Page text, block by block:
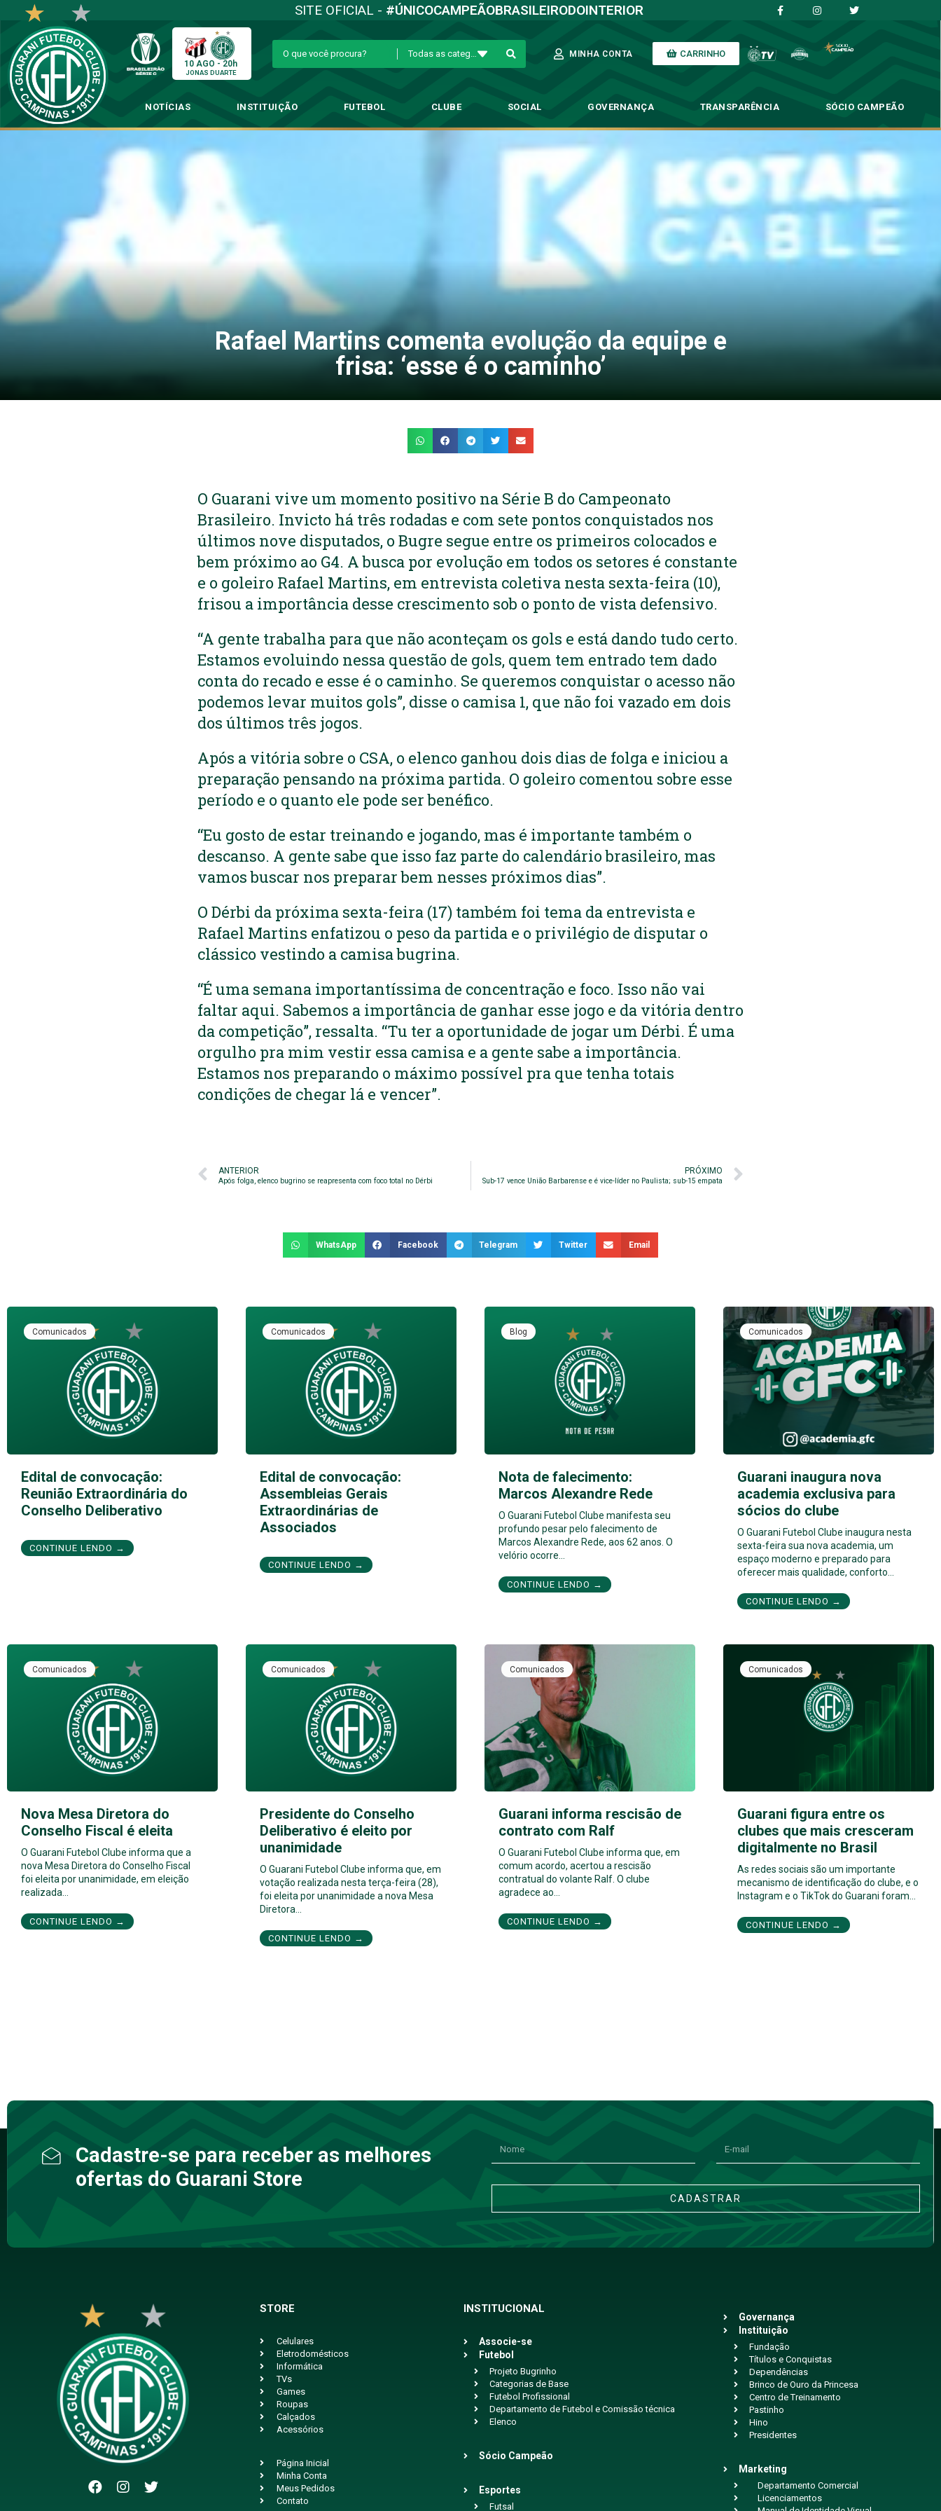
SITE OFICIAL - #ÚNICOCAMPEÃOBRASILEIRODOINTERIOR
10 AGO - 20h
JONAS DUARTE
MINHA CONTA CARRINHO
NOTÍCIAS INSTITUIÇÃO FUTEBOL CLUBE SOCIAL GOVERNANÇA TRANSPARÊNCIA SÓCIO CAMPEÃO
Rafael Martins comenta evolução da equipe e frisa: ‘esse é o caminho’
Rafael Martins comenta evolução da equipe e frisa: ‘esse é o caminho’
Rafael Martins comenta evolução da equipe e
frisa: ‘esse é o caminho’
O Guarani vive um momento positivo na Série B do Campeonato
Brasileiro. Invicto há três rodadas e com sete pontos conquistados nos
últimos nove disputados, o Bugre segue entre os primeiros colocados e
bem próximo ao G4. A busca por evolução em todos os setores é constante
e o goleiro Rafael Martins, em entrevista coletiva nesta sexta-feira (10),
frisou a importância desse crescimento sob o ponto de vista defensivo.
“A gente trabalha para que não aconteçam os gols e está dando tudo certo.
Estamos evoluindo nessa questão de gols, quem tem entrado tem dado
conta do recado e esse é o caminho. Se queremos conquistar o acesso não
podemos levar muitos gols”, disse o camisa 1, que não foi vazado em dois
dos últimos três jogos.
Após a vitória sobre o CSA, o elenco ganhou dois dias de folga e iniciou a
preparação pensando na próxima partida. O goleiro comentou sobre esse
período e o quanto ele pode ser benéfico.
“Eu gosto de estar treinando e jogando, mas é importante também o
descanso. A gente sabe que isso faz parte do calendário brasileiro, mas
vamos buscar nos preparar bem nesses próximos dias”.
O Dérbi da próxima sexta-feira (17) também foi tema da entrevista e
Rafael Martins enfatizou o peso da partida e o privilégio de disputar o
clássico vestindo a camisa bugrina.
“É uma semana importantíssima de concentração e foco. Isso não vai
faltar aqui. Sabemos a importância de ganhar esse jogo e da vitória dentro
da competição”, ressalta. “Tu ter a oportunidade de jogar um Dérbi. É uma
orgulho pra mim vestir essa camisa e a gente sabe a importância.
Estamos nos preparando o máximo possível pra que tenha totais
condições de chegar lá e vencer”.
ANTERIOR
Após folga, elenco bugrino se reapresenta com foco total no Dérbi
PRÓXIMO
Sub-17 vence União Barbarense e é vice-líder no Paulista; sub-15 empata
WhatsApp Facebook Telegram Twitter Email
Comunicados
Edital de convocação:
Reunião Extraordinária do
Conselho Deliberativo
CONTINUE LENDO →
Comunicados
Edital de convocação:
Assembleias Gerais
Extraordinárias de
Associados
CONTINUE LENDO →
Blog
Nota de falecimento:
Marcos Alexandre Rede
O Guarani Futebol Clube manifesta seu
profundo pesar pelo falecimento de
Marcos Alexandre Rede, aos 62 anos. O
velório ocorre…
CONTINUE LENDO →
Comunicados
Guarani inaugura nova
academia exclusiva para
sócios do clube
O Guarani Futebol Clube inaugura nesta
sexta-feira sua nova academia, um
espaço moderno e preparado para
oferecer mais qualidade, conforto…
CONTINUE LENDO →
Comunicados
Nova Mesa Diretora do
Conselho Fiscal é eleita
O Guarani Futebol Clube informa que a
nova Mesa Diretora do Conselho Fiscal
foi eleita por unanimidade, em eleição
realizada…
CONTINUE LENDO →
Comunicados
Presidente do Conselho
Deliberativo é eleito por
unanimidade
O Guarani Futebol Clube informa que, em
votação realizada nesta terça-feira (28),
foi eleita por unanimidade a nova Mesa
Diretora…
CONTINUE LENDO →
Comunicados
Guarani informa rescisão de
contrato com Ralf
O Guarani Futebol Clube informa que, em
comum acordo, acertou a rescisão
contratual do volante Ralf. O clube
agradece ao…
CONTINUE LENDO →
Comunicados
Guarani figura entre os
clubes que mais cresceram
digitalmente no Brasil
As redes sociais são um importante
mecanismo de identificação do clube, e o
Instagram e o TikTok do Guarani foram…
CONTINUE LENDO →
Cadastre-se para receber as melhores
ofertas do Guarani Store
CADASTRAR
STORE
Celulares
Eletrodomésticos
Informática
TVs
Games
Roupas
Calçados
Acessórios
Página Inicial
Minha Conta
Meus Pedidos
Contato
INSTITUCIONAL
Associe-se
Futebol
Projeto Bugrinho
Categorias de Base
Futebol Profissional
Departamento de Futebol e Comissão técnica
Elenco
Sócio Campeão
Esportes
Futsal
Governança
Instituição
Fundação
Títulos e Conquistas
Dependências
Brinco de Ouro da Princesa
Centro de Treinamento
Pastinho
Hino
Presidentes
Marketing
Departamento Comercial
Licenciamentos